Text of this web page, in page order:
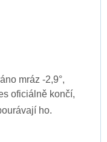
mráz -2,9°,
oficiálně končí,
ho.